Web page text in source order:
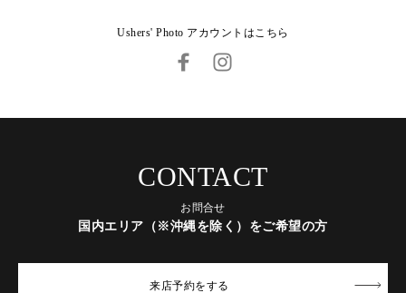
Ushers' Photo アカウントはこちら
CONTACT
お問合せ
国内エリア（※沖縄を除く）をご希望の方
来店予約をする